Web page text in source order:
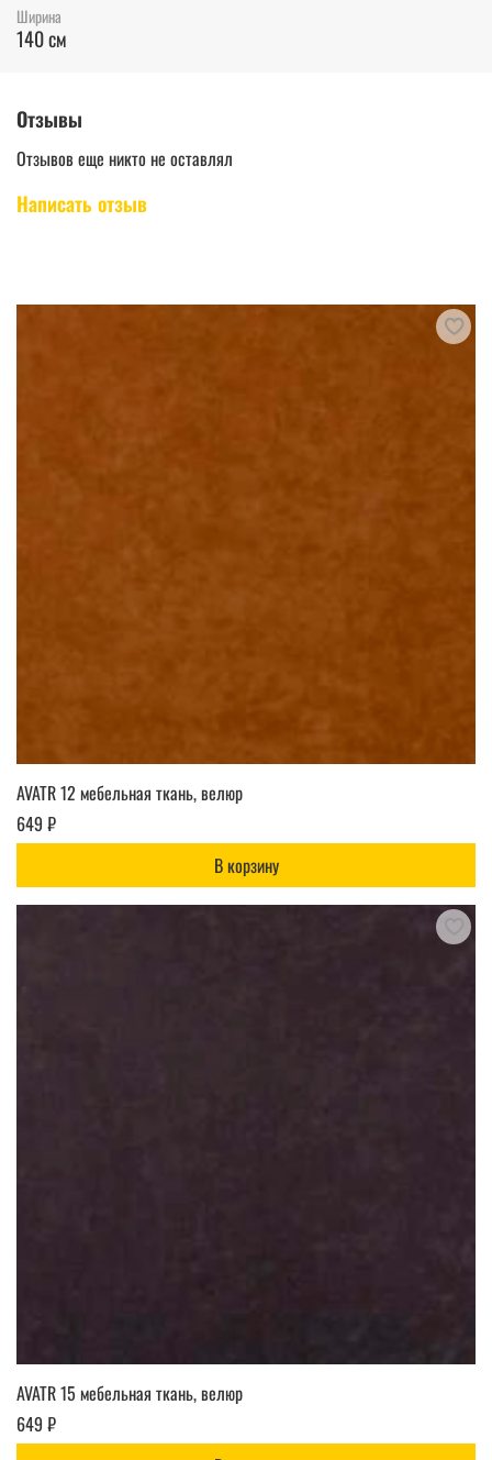
Ширина
140 см
Отзывы
Отзывов еще никто не оставлял
Написать отзыв
AVATR 12 мебельная ткань, велюр
649 ₽
В корзину
AVATR 15 мебельная ткань, велюр
649 ₽